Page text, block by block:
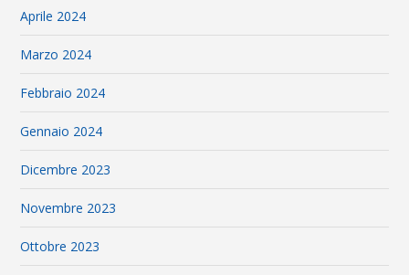
Aprile 2024
Marzo 2024
Febbraio 2024
Gennaio 2024
Dicembre 2023
Novembre 2023
Ottobre 2023